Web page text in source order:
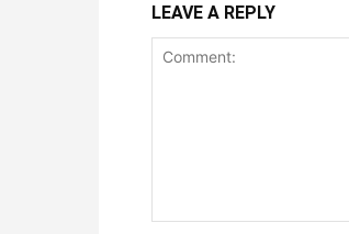
LEAVE A REPLY